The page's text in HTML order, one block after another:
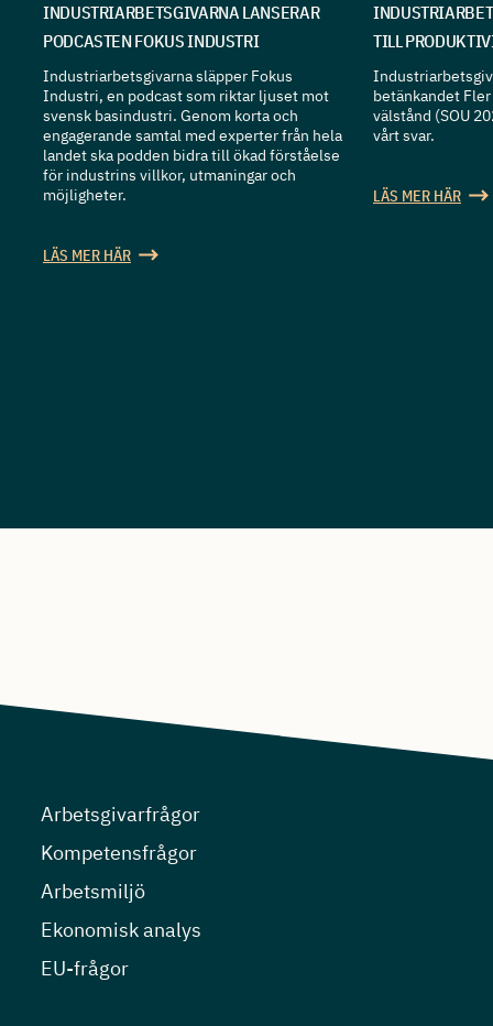
INDUSTRIARBETSGIVARNA LANSERAR
PODCASTEN FOKUS INDUSTRI
Industriarbetsgivarna släpper Fokus
Industri, en podcast som riktar ljuset mot
svensk basindustri. Genom korta och
engagerande samtal med experter från hela
landet ska podden bidra till ökad förståelse
för industrins villkor, utmaningar och
möjligheter.
LÄS MER HÄR
TILL
betänkandet
välstånd (SOU
vårt svar.
LÄS MER HÄR
Arbetsgivarfrågor
Kompetensfrågor
Arbetsmiljö
Ekonomisk analys
EU-frågor